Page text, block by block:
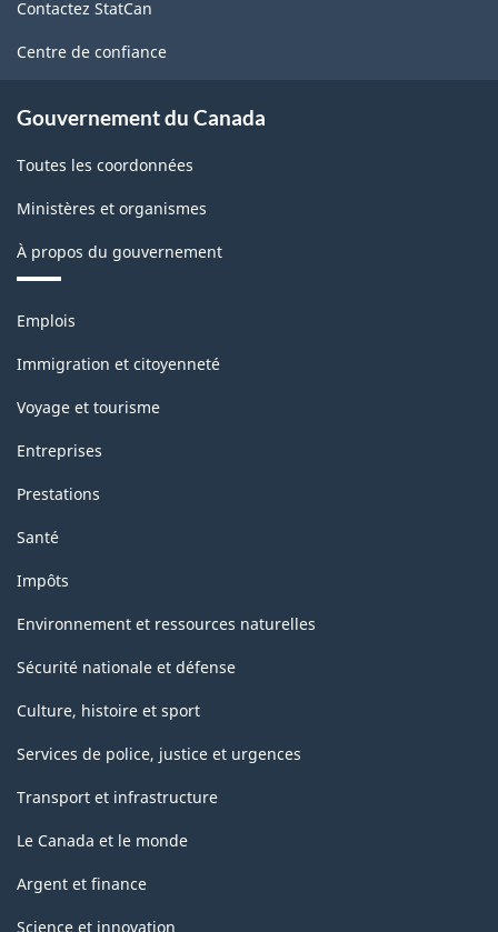
ce
site
Contactez StatCan
Centre de confiance
Gouvernement du Canada
Toutes les coordonnées
Ministères et organismes
À propos du gouvernement
Thèmes
sujets
Emplois
Immigration et citoyenneté
Voyage et tourisme
Entreprises
Prestations
Santé
Impôts
Environnement et ressources naturelles
Sécurité nationale et défense
Culture, histoire et sport
Services de police, justice et urgences
Transport et infrastructure
Le Canada et le monde
Argent et finance
Science et innovation